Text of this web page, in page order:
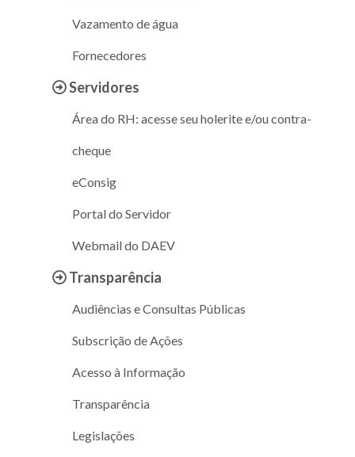
Vazamento de água
Fornecedores
Servidores
Área do RH: acesse seu holerite e/ou contra-
cheque
eConsig
Portal do Servidor
Webmail do DAEV
Transparência
Audiências e Consultas Públicas
Subscrição de Ações
Acesso à Informação
Transparência
Legislações